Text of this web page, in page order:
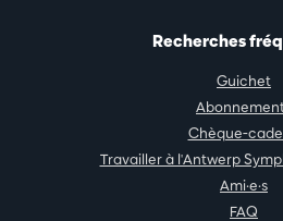
Recherches
Guichet
Chèque-
Travailler à l'Antwerp
Ami·e·s
FAQ